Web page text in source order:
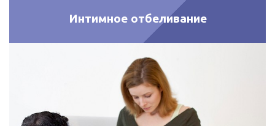
Интимное отбеливание